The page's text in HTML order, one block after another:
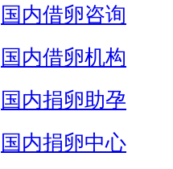
国内借卵咨询
国内借卵机构
国内捐卵助孕
国内捐卵中心